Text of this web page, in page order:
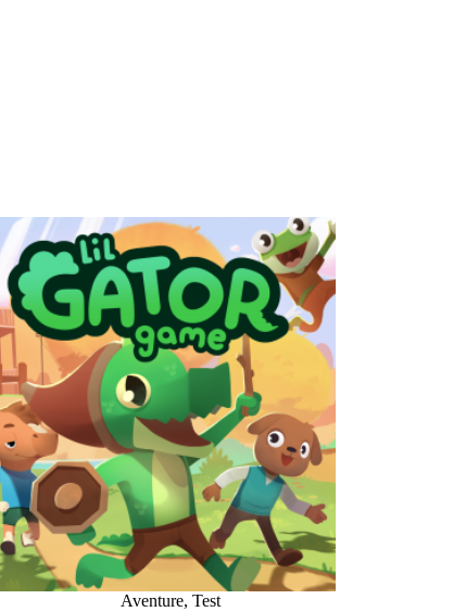
Aventure, Test